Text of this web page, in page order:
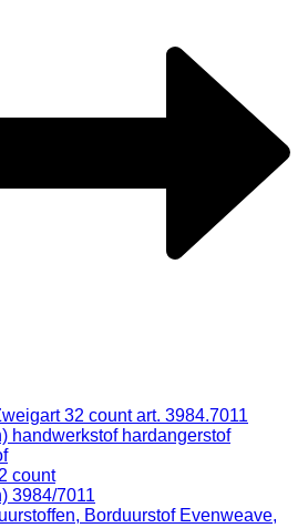
count
3984/7011
Borduurstof Evenweave,